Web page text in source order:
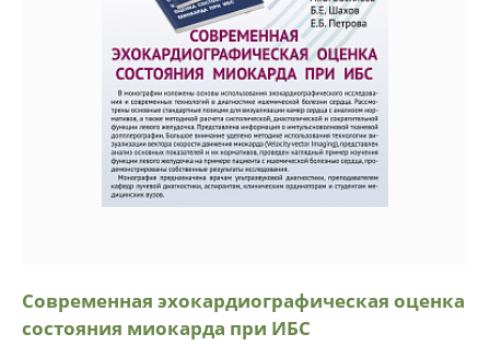
Современная эхокардиографическая оценка
состояния миокарда при ИБС